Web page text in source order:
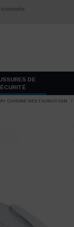
DE
CUISINE RESTAURATION /